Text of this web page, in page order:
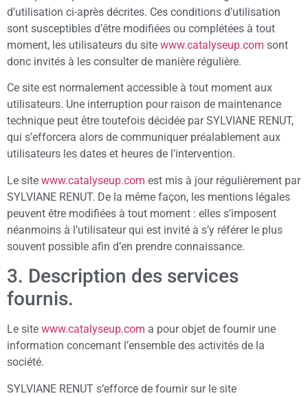
d’utilisation ci-après décrites. Ces conditions d’utilisation
sont susceptibles d’être modifiées ou complétées à tout
moment, les utilisateurs du site www.catalyseup.com sont
donc invités à les consulter de manière régulière.
Ce site est normalement accessible à tout moment aux
utilisateurs. Une interruption pour raison de maintenance
technique peut être toutefois décidée par SYLVIANE RENUT,
qui s’efforcera alors de communiquer préalablement aux
utilisateurs les dates et heures de l’intervention.
Le site www.catalyseup.com est mis à jour régulièrement par
SYLVIANE RENUT. De la même façon, les mentions légales
peuvent être modifiées à tout moment : elles s’imposent
néanmoins à l’utilisateur qui est invité à s’y référer le plus
souvent possible afin d’en prendre connaissance.
3. Description des services
fournis.
Le site www.catalyseup.com a pour objet de fournir une
information concernant l’ensemble des activités de la
société.
SYLVIANE RENUT s’efforce de fournir sur le site